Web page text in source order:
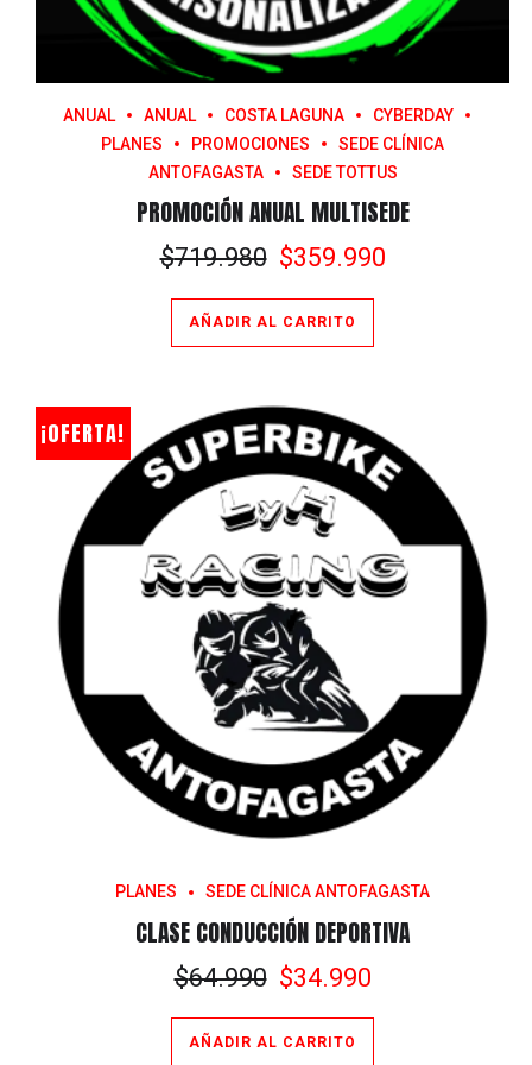
ANUAL ANUAL COSTA LAGUNA
CYBERDAY
PLANES
PROMOCIONES
SEDE CLÍNICA
ANTOFAGASTA
SEDE TOTTUS
PROMOCIÓN ANUAL MULTISEDE
$719.980 El
original
era:
$359.990El
AÑADIR AL CARRITO
¡OFERTA!
PLANES SEDE CLÍNICA ANTOFAGASTA
CLASE CONDUCCIÓN DEPORTIVA
$64.990 El
original
$34.990El
AÑADIR AL CARRITO